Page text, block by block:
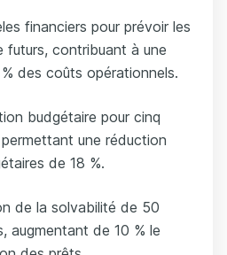
financiers pour prévoir les
futurs, contribuant à une
des coûts opérationnels.
budgétaire pour cinq
une réduction
de 18 %.
de la solvabilité de 50
augmentant de 10 % le